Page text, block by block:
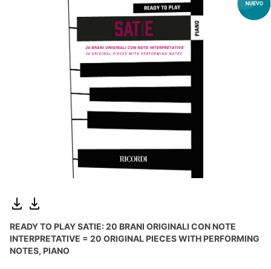
READY TO PLAY SATIE: 20 BRANI ORIGINALI CON NOTE
INTERPRETATIVE = 20 ORIGINAL PIECES WITH PERFORMING
NOTES, PIANO